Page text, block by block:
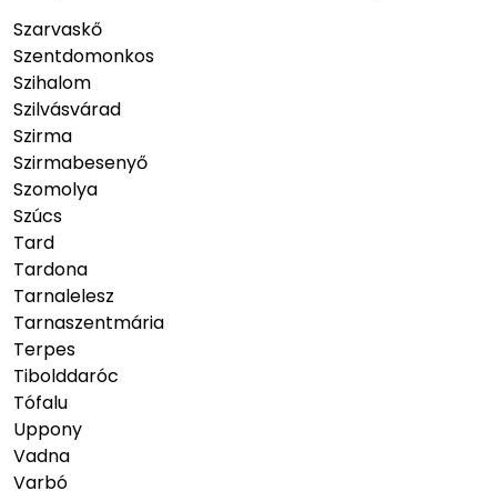
Szarvaskő
Szentdomonkos
Szihalom
Szilvásvárad
Szirma
Szirmabesenyő
Szomolya
Szúcs
Tard
Tardona
Tarnalelesz
Tarnaszentmária
Terpes
Tibolddaróc
Tófalu
Uppony
Vadna
Varbó